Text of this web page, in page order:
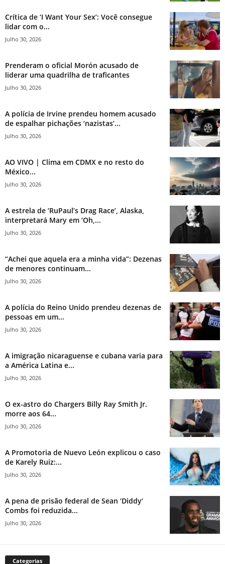
Crítica de ‘I Want Your Sex’: Você consegue
lidar com o...
Julho 30, 2026
Prenderam o oficial Morón acusado de
liderar uma quadrilha de traficantes
Julho 30, 2026
A polícia de Irvine prendeu homem acusado
de espalhar pichações ‘nazistas’...
Julho 30, 2026
AO VIVO | Clima em CDMX e no resto do
México...
Julho 30, 2026
A estrela de ‘RuPaul’s Drag Race’, Alaska,
interpretará Mary em ‘Oh,...
Julho 30, 2026
“Achei que aquela era a minha vida”: Dezenas
de menores continuam...
Julho 30, 2026
A polícia do Reino Unido prendeu dezenas de
pessoas em um...
Julho 30, 2026
A imigração nicaraguense e cubana varia para
a América Latina e...
Julho 30, 2026
O ex-astro do Chargers Billy Ray Smith Jr.
morre aos 64...
Julho 30, 2026
A Promotoria de Nuevo León explicou o caso
de Karely Ruiz:...
Julho 30, 2026
A pena de prisão federal de Sean ‘Diddy’
Combs foi reduzida...
Julho 30, 2026
Categorias